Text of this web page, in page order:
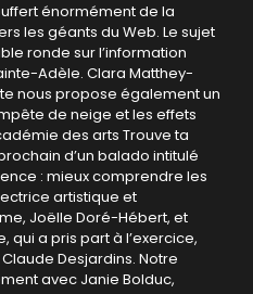
énormément de la
les géants du Web. Le sujet
ronde sur l’information
Adèle. Clara Matthey-
nous propose également un
de neige et les effets
des arts Trouve ta
d’un balado intitulé
: mieux comprendre les
artistique et
Joëlle Doré-Hébert, et
qui a pris part à l’exercice,
Desjardins. Notre
avec Janie Bolduc,